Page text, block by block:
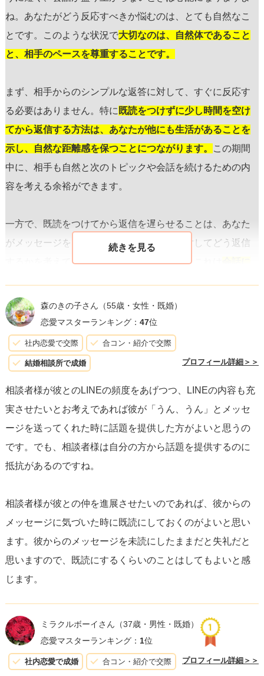
ね。あなたがどう反応すべきか悩むのは、とても自然なこ
とです。このような状況で大切なのは、自然体であること
と、相手のペースを尊重することです。
まず、相手からのシンプルな返答に対して、すぐに反応す
る必要はありません。特に 既読をつけずに少し時間を空け
てから返信する方法は、あなたが他にも生活があることを
示し、自然な距離感を保つことにつながります。
この期間
中に、相手も自然と次のトピックや会話を続けるための内
容を考える余裕ができます。
一方で、既読をつけてから返信を遅らせることは、あなた
がメッセージをしっかりと読んで、それに対してどう返信
するかを考えていることを相手に伝えます。これは
よってはプレッシャーを感じさせてしまう可能性もありま
す。
重要なのは、無理に駆け引きをするよりも、自分らしい方
法でコミュニケーションを取ることです。
んうん！」という反応に対してあなたがどう感じるかを素
直に伝えるのも一つの手です。例えば、「なんだか会話が
短くて寂しいな?もっと色々話したいな」といった心情を伝
えると、相手はあなたの気持ちを理解し、より積極的に会
話をリードしてくれるかもしれません。
最後に、相手との関係性を強化するためには、相手の興味
や趣味に合わせた話題を提供することが重要です。もし会
話の糸口が見つからない時は、共有できる趣味や興味があ
るかを改めて探すと良いでしょう。会話が自然に深まり、
二人の関係がより良いものになります。
最終的には、あなたが快適に感じるペースでコミュニケー
ションを取ることが最も大切です。自分自身を大切にしな
がら、相手との健全なバランスを見つけていくことをお勧
森のきの子さん （55歳・女性・既婚）
恋愛マスターランキング： 47位
社内恋愛で交際 合コン・紹介で交際
結婚相談所で成婚 プロフィール詳細＞＞
相談者様が彼とのLINEの頻度をあげつつ、LINEの内容も充
実させたいとお考えであれば彼が「うん、うん」とメッセ
ージを送ってくれた時に話題を提供した方がよいと思うの
です。でも、相談者様は自分の方から話題を提供するのに
抵抗があるのですね。
相談者様が彼との仲を進展させたいのであれば、彼からの
メッセージに気づいた時に既読にしておくのがよいと思い
ます。彼からのメッセージを未読にしたままだと失礼だと
思いますので、既読にするくらいのことはしてもよいと感
じます。
ミラクルボーイさん （37歳・男性・既婚）
恋愛マスターランキング： 1位
社内恋愛で成婚 合コン・紹介で交際 プロフィール詳細＞＞